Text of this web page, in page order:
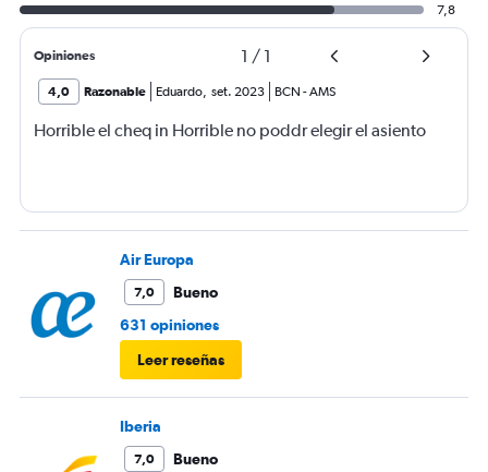
7,8
Opiniones 1 / 1
4,0 Razonable Eduardo, set. 2023 BCN -AMS
Horrible el cheq in Horrible no poddr elegir el asiento
Air Europa
7,0
Bueno
631 opiniones
Leer reseñas
Iberia
7,0
Bueno